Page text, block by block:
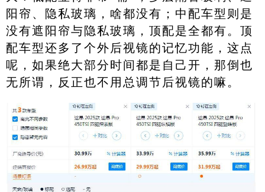
阳帘、隐私玻璃，啥都没有；中配车型则是
没有遮阳帘与隐私玻璃，顶配是全都有。顶
配车型还多了个外后视镜的记忆功能，这点
呢，如果绝大部分时间都是自己开，那倒也
无所谓，反正也不用总调节后视镜的嘛。